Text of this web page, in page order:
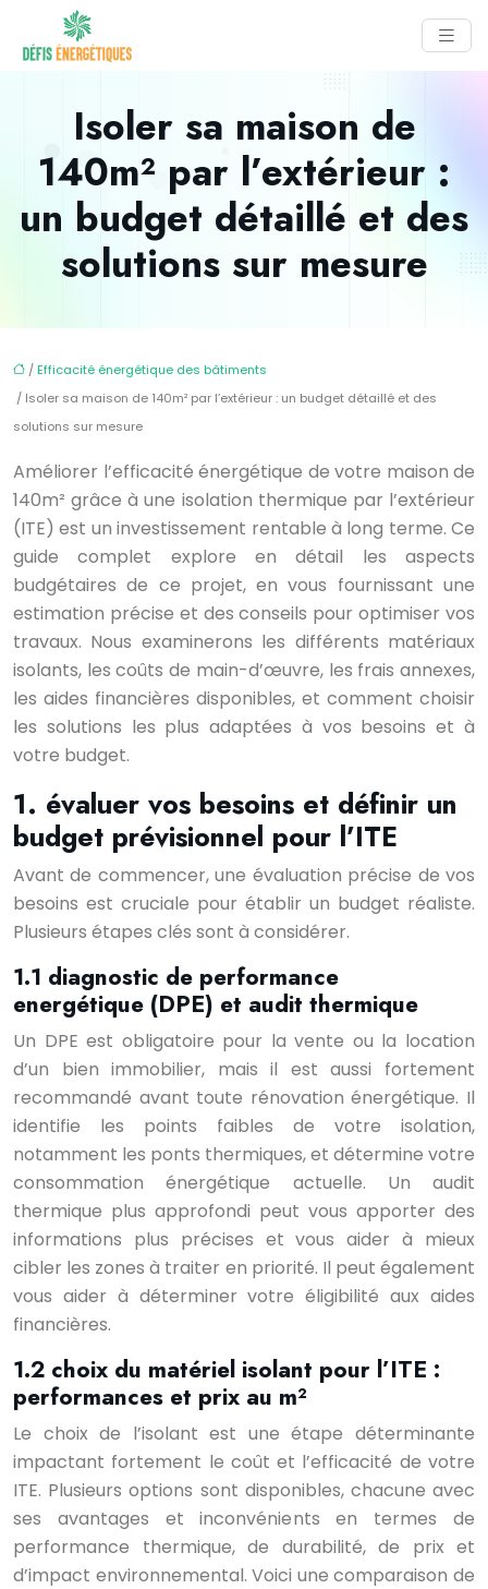
Isoler sa maison de
140m² par l’extérieur :
un budget détaillé et des
solutions sur mesure
/ Efficacité énergétique des bâtiments
/ Isoler sa maison de 140m² par l’extérieur : un budget détaillé et des
solutions sur mesure
Améliorer l’efficacité énergétique de votre maison de
140m² grâce à une isolation thermique par l’extérieur
(ITE) est un investissement rentable à long terme. Ce
guide complet explore en détail les aspects
budgétaires de ce projet, en vous fournissant une
estimation précise et des conseils pour optimiser vos
travaux. Nous examinerons les différents matériaux
isolants, les coûts de main-d’œuvre, les frais annexes,
les aides financières disponibles, et comment choisir
les solutions les plus adaptées à vos besoins et à
votre budget.
1. évaluer vos besoins et définir un
budget prévisionnel pour l’ITE
Avant de commencer, une évaluation précise de vos
besoins est cruciale pour établir un budget réaliste.
Plusieurs étapes clés sont à considérer.
1.1 diagnostic de performance
energétique (DPE) et audit thermique
Un DPE est obligatoire pour la vente ou la location
d’un bien immobilier, mais il est aussi fortement
recommandé avant toute rénovation énergétique. Il
identifie les points faibles de votre isolation,
notamment les ponts thermiques, et détermine votre
consommation énergétique actuelle. Un audit
thermique plus approfondi peut vous apporter des
informations plus précises et vous aider à mieux
cibler les zones à traiter en priorité. Il peut également
vous aider à déterminer votre éligibilité aux aides
financières.
1.2 choix du matériel isolant pour l’ITE :
performances et prix au m²
Le choix de l’isolant est une étape déterminante
impactant fortement le coût et l’efficacité de votre
ITE. Plusieurs options sont disponibles, chacune avec
ses avantages et inconvénients en termes de
performance thermique, de durabilité, de prix et
d’impact environnemental. Voici une comparaison de